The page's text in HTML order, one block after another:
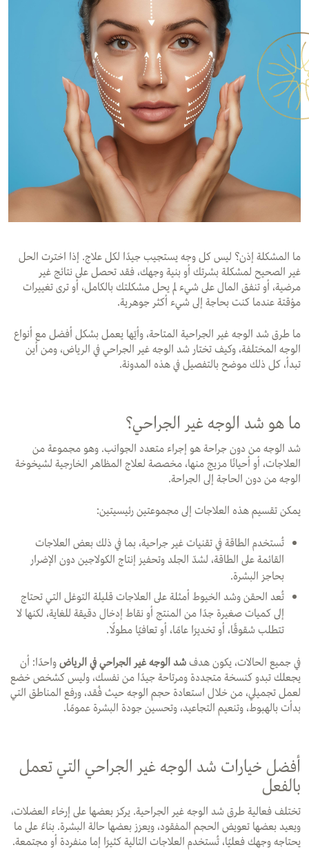
ما المشكلة إذن؟ ليس كل وجه يستجيب جيدًا لكل علاج. إذا اخترت الحل
غير الصحيح لمشكلة بشرتك أو بنية وجهك، فقد تحصل على نتائج غير
مرضية، أو تنفق المال على شيء لم يحل مشكلتك بالكامل، أو ترى تغييرات
مؤقتة عندما كنت بحاجة إلى شيء أكثر جوهرية.
ما طرق شد الوجه غير الجراحية المتاحة، وأيّها يعمل بشكل أفضل مع أنواع
الوجه المختلفة، وكيف تختار شد الوجه غير الجراحي في الرياض، ومن أين
تبدأ، كل ذلك موضح بالتفصيل في هذه المدونة.
ما هو شد الوجه غير الجراحي؟
شد الوجه من دون جراحة هو إجراء متعدد الجوانب. وهو مجموعة من
العلاجات، أو أحيانًا مزيج منها، مخصصة لعلاج المظاهر الخارجية لشيخوخة
الوجه من دون الحاجة إلى الجراحة.
يمكن تقسيم هذه العلاجات إلى مجموعتين رئيسيتين:
تُستخدم الطاقة في تقنيات غير جراحية، بما في ذلك بعض العلاجات
القائمة على الطاقة، لشدّ الجلد وتحفيز إنتاج الكولاجين دون الإضرار
بحاجز البشرة.
تُعد الحقن وشد الخيوط أمثلة على العلاجات قليلة التوغل التي تحتاج
إلى كميات صغيرة جدًا من المنتج أو نقاط إدخال دقيقة للغاية، لكنها لا
تتطلب شقوقًا، أو تخديرًا عامًا، أو تعافيًا مطولًا.
في جميع الحالات، يكون هدفشد الوجه غير الجراحي في الرياضواحدًا: أن
يجعلك تبدو كنسخة متجددة ومرتاحة جيدًا من نفسك، وليس كشخص خضع
لعمل تجميلي، من خلال استعادة حجم الوجه حيث فُقد، ورفع المناطق التي
بدأت بالهبوط، وتنعيم التجاعيد، وتحسين جودة البشرة عمومًا.
أفضل خيارات شد الوجه غير الجراحي التي تعمل
بالفعل
تختلف فعالية طرق شد الوجه غير الجراحية. يركز بعضها على إرخاء العضلات،
ويعيد بعضها تعويض الحجم المفقود، ويعزز بعضها حالة البشرة. بناءً على ما
يحتاجه وجهك فعليًا، تُستخدم العلاجات التالية كثيرًا إما منفردة أو مجتمعة.